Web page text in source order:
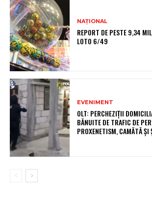
NAȚIONAL
REPORT DE PESTE 9,34
LOTO 6/49
EVENIMENT
OLT: PERCHEZIŢII
BĂNUITE DE TRAFIC DE
PROXENETISM, CAMĂTĂ ŞI